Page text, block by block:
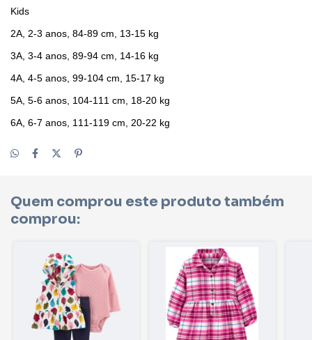
Kids
2A, 2-3 anos, 84-89 cm, 13-15 kg
3A, 3-4 anos, 89-94 cm, 14-16 kg
4A, 4-5 anos, 99-104 cm, 15-17 kg
5A, 5-6 anos, 104-111 cm, 18-20 kg
6A, 6-7 anos, 111-119 cm, 20-22 kg
Quem comprou este produto também
comprou: